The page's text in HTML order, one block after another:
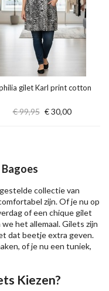
gilet Karl print cotton
€ 99,95 € 30,00
collectie van
zijn. Of je nu op
of een chique gilet
het allemaal. Gilets zijn
dat beetje extra geven.
of je nu een tuniek,
Kiezen?